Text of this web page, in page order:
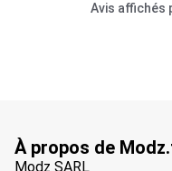
Avis affichés
À propos de
Modz SARL